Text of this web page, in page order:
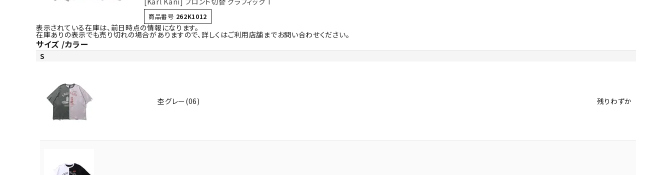
商品番号 262K1012
表示されている在庫は、前日時点の情報になります。
在庫ありの表示でも売り切れの場合がありますので、詳しくはご利用店舗までお問い合わせください。
サイズ カラー
S
杢グレー(06) 残りわずか